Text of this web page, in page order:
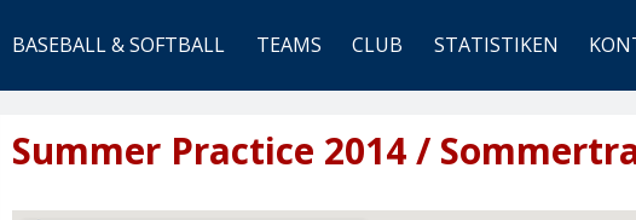
BASEBALL & SOFTBALL TEAMS CLUB STATISTIKEN
Summer Practice 2014 /